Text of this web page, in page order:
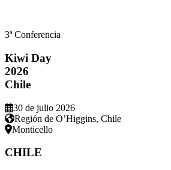
3ª Conferencia
Kiwi Day
2026
Chile
30 de julio 2026
Región de O’Higgins, Chile
Monticello
CHILE